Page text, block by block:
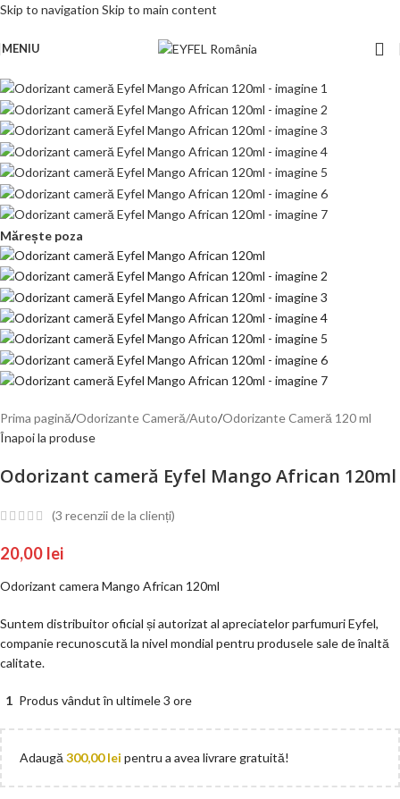
Skip to navigation Skip to main content
MENIU
Mărește poza
Prima pagină/Odorizante Cameră/Auto/Odorizante Cameră 120 ml
Înapoi la produse
Odorizant cameră Eyfel Mango African 120ml
(3 recenzii de la clienți)
20,00 lei
Odorizant camera Mango African 120ml
Suntem distribuitor oficial și autorizat al apreciatelor parfumuri Eyfel,
companie recunoscută la nivel mondial pentru produsele sale de înaltă
calitate.
1 Produs vândut în ultimele 3 ore
Adaugă 300,00lei pentru a avea livrare gratuită!